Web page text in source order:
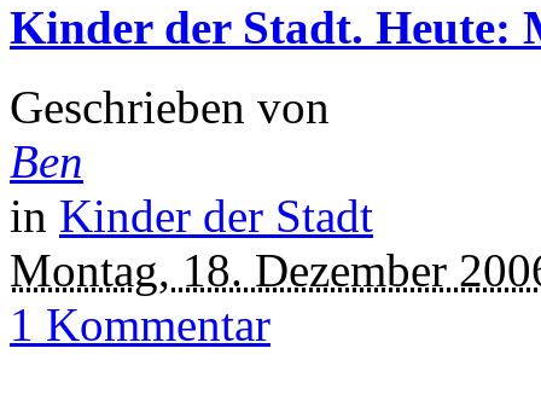
Kinder der Stadt. Heute:
Geschrieben von
Ben
in Kinder der Stadt
Montag, 18. Dezember
1 Kommentar